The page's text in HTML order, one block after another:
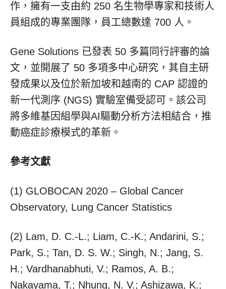
作，擁有一支由約 250 名生物學專家和技術人
員組成的專業團隊，員工總數達 700 人。
Gene Solutions 已發表 50 多篇同行評審的論
文，並開展了 50 多項多中心研究，其自主研
發成果以及位於新加坡和越南的 CAP 認證的
新一代測序 (NGS) 實驗室備受認可。該公司
將多維基因組學與AI驅動分析方法相結合，推
動癌症診療模式的革新。
參考文獻
(1) GLOBOCAN 2020 – Global Cancer
Observatory, Lung Cancer Statistics
(2) Lam, D. C.-L.; Liam, C.-K.; Andarini, S.;
Park, S.; Tan, D. S. W.; Singh, N.; Jang, S.
H.; Vardhanabhuti, V.; Ramos, A. B.;
Nakayama, T.; Nhung, N. V.; Ashizawa, K.;